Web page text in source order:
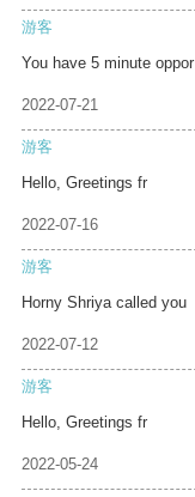
游客
You have 5 minute oppor
2022-07-21
游客
Hello, Greetings fr
2022-07-16
游客
Horny Shriya called you
2022-07-12
游客
Hello, Greetings fr
2022-05-24